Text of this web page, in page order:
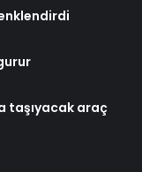
taşıyacak araç